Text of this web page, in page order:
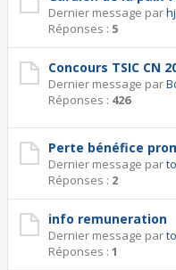
Dernier message par
Réponses : 5
Concours TSIC CN
Dernier message par
Réponses : 426
Perte bénéfice
Dernier message par
Réponses : 2
info remuneration
Dernier message par
Réponses : 1